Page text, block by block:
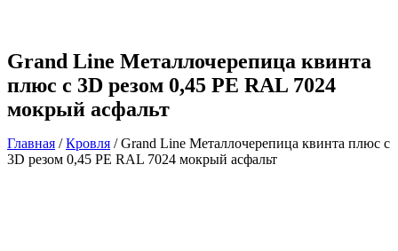
Grand Line Металлочерепица квинта
плюс c 3D резом 0,45 PE RAL 7024
мокрый асфальт
Главная /Кровля / Grand Line Металлочерепица квинта плюс c
3D резом 0,45 PE RAL 7024 мокрый асфальт